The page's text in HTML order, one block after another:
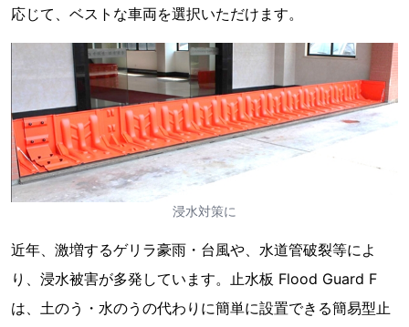
応じて、ベストな車両を選択いただけます。
浸水対策に
近年、激増するゲリラ豪雨・台風や、水道管破裂等によ
り、浸水被害が多発しています。止水板 Flood Guard F
は、土のう・水のうの代わりに簡単に設置できる簡易型止